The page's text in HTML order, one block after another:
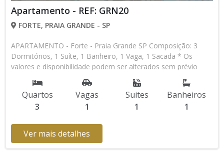
Apartamento - REF: GRN20
FORTE, PRAIA GRANDE - SP
APARTAMENTO - Forte - Praia Grande SP Composição: 3
Dormitórios, 1 Suíte, 1 Banheiro, 1 Vaga, 1 Sacada * Os
valores e disponibilidade podem ser alterados sem prévio
aviso. Favor verificar entrando em contato com nossa equipe
Quartos
3
Vagas
1
Suites
1
Banheiros
1
Ver mais detalhes